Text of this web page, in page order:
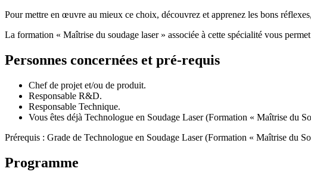
Pour mettre en œuvre au mieux ce choix, découvrez et apprenez les bons
La formation « Maîtrise du soudage laser » associée à cette spécialité vous
Personnes concernées et pré-requis
Chef de projet et/ou de produit.
Responsable R&D.
Responsable Technique.
Vous êtes déjà Technologue en Soudage Laser (Formation « Maîtrise du
Prérequis : Grade de Technologue en Soudage Laser (Formation « Maîtrise du
Programme